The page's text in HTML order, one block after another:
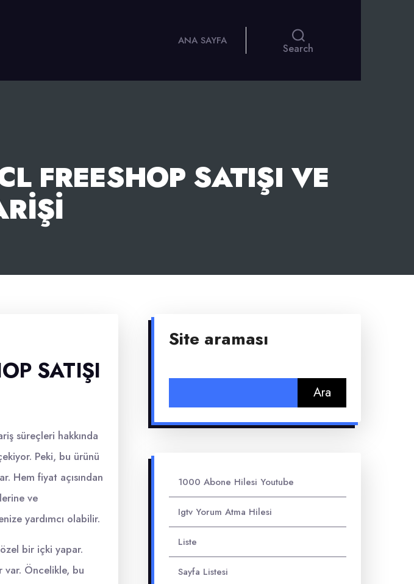
ANA SAYFA
Search
FREESHOP SATIŞI VE
SATIŞI
süreçleri hakkında
Peki, bu ürünü
Hem fiyat açısından
ve
yardımcı olabilir.
bir içki yapar.
Öncelikle, bu
Site araması
1000 Abone Hilesi Youtube
Igtv Yorum Atma Hilesi
Liste
Sayfa Listesi